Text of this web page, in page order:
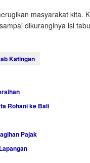
masyarakat kita.
dikuranginya isi
Katingan
Rohani ke Bali
Pajak